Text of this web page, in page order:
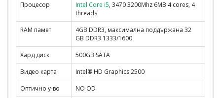
Процесор Intel Core i5, 3470 3200Mhz 6MB 4 cores, 4
threads
RAM памет
4GB DDR3, максимална поддържана 32
GB DDR3 1333/1600
Хард диск
500GB SATA
Видео карта
Intel® HD Graphics 2500
Оптично у-во
NO OD